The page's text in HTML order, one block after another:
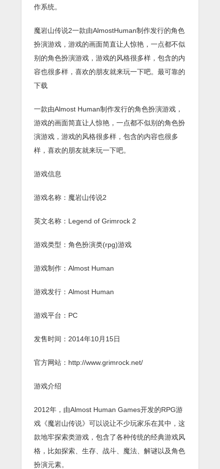
作系统。
魔岩山传说2一款由AlmostHuman制作发行的角色
扮演游戏，游戏的画面简直让人惊艳，一点都不似
别的角色扮演游戏，游戏的风格很多样，包含的内
容也很多样，喜欢的朋友就来玩一下吧。最可靠的
下载
一款由Almost Human制作发行的角色扮演游戏，
游戏的画面简直让人惊艳，一点都不似别的角色扮
演游戏，游戏的风格很多样，包含的内容也很多
样，喜欢的朋友就来玩一下吧。
游戏信息
游戏名称：魔岩山传说2
英文名称：Legend of Grimrock 2
游戏类型：角色扮演类(rpg)游戏
游戏制作：Almost Human
游戏发行：Almost Human
游戏平台：PC
发售时间：2014年10月15日
官方网站：http://www.grimrock.net/
游戏介绍
2012年，由Almost Human Games开发的RPG游
戏《魔岩山传说》可以说让不少玩家乐在其中，这
款地牢探索类游戏，包含了各种传统的经典游戏风
格，比如探索、生存、战斗、魔法、解谜以及角色
扮演元素。